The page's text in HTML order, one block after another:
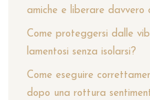
amiche e liberare davvero
Come proteggersi dalle
lamentosi senza isolarsi?
Come eseguire
dopo una rottura